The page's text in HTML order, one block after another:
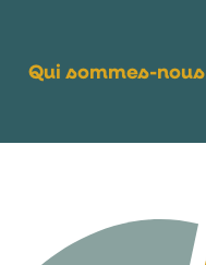
Qui sommes-nous